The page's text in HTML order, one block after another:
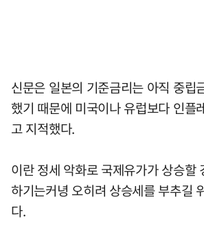
신문은 일본의 기준금리는 아직 중립
했기 때문에 미국이나 유럽보다 인플
고 지적했다.
이란 정세 악화로 국제유가가 상승할
하기는커녕 오히려 상승세를 부추길
다.